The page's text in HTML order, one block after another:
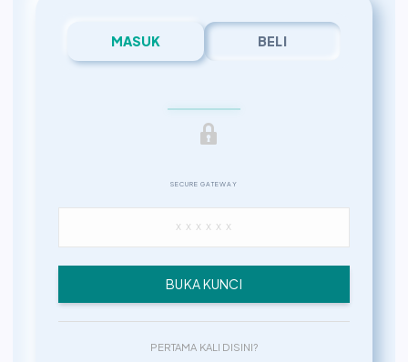
MASUK BELI
SECURE GATEWAY
BUKA KUNCI
PERTAMA KALI DISINI?